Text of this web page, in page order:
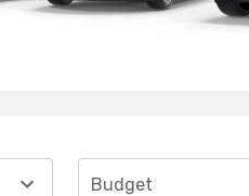
Budget